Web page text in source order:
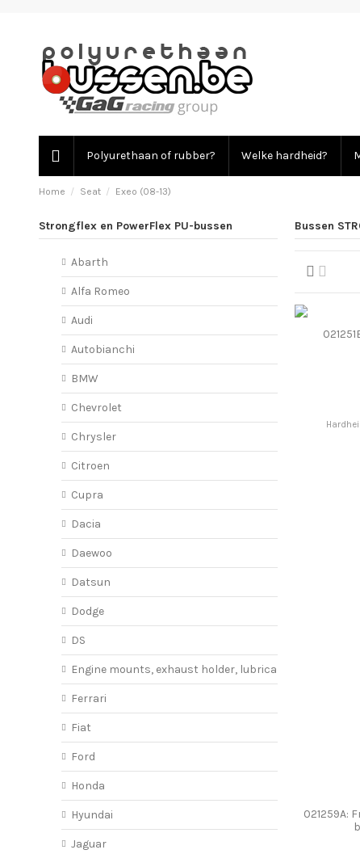
Polyurethaan of rubber? Welke hardheid?
Home Seat Exeo (08-13)
Bussen
021259A:
Strongflex en PowerFlex PU-bussen
Abarth
Alfa Romeo
Audi
Autobianchi
BMW
Chevrolet
Chrysler
Citroen
Cupra
Dacia
Daewoo
Datsun
Dodge
DS
Engine mounts, exhaust holder, lubricant
Ferrari
Fiat
Ford
Honda
Hyundai
Jaguar